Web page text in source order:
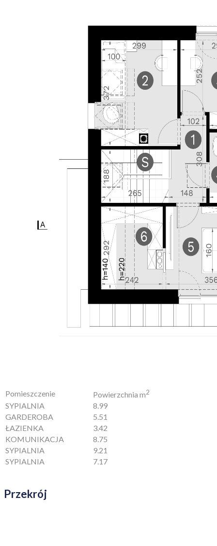
Pomieszczenie Powierzchnia m2
SYPIALNIA
8.99
GARDEROBA
5.51
ŁAZIENKA
3.42
KOMUNIKACJA
8.75
SYPIALNIA
9.21
SYPIALNIA
7.17
Przekrój